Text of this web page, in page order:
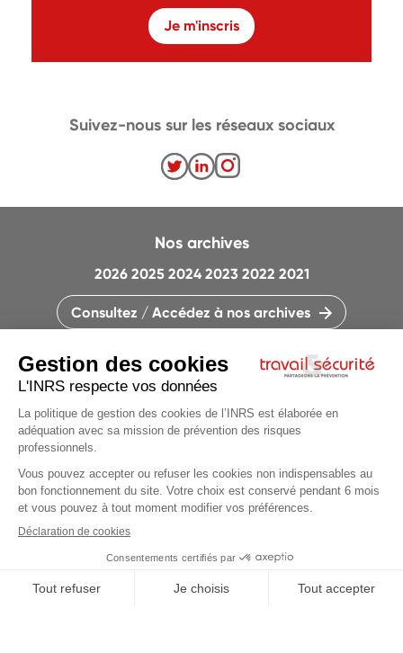
Je m'inscris
CONTACTEZ LA RÉDACTION
QUI SOMMES-NOUS ?
PLAN DU SITE
PARAMÈTRES DES COOKIES
CHARTE DES COOKIES ET TRACEURS
Nos archives
2026 2025 2024 2023 2022 2021
Consultez / Accédez à nos archives
Suivez-nous sur les réseaux sociaux